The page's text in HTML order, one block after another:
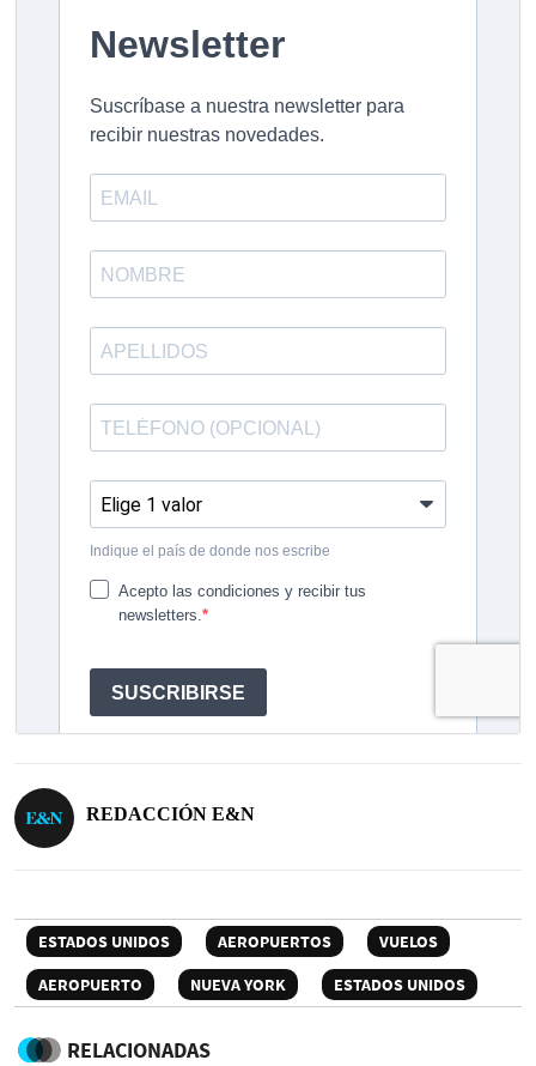
REDACCIÓN E&N
ESTADOS UNIDOS AEROPUERTOS
VUELOS
AEROPUERTO
NUEVA YORK ESTADOS UNIDOS
RELACIONADAS